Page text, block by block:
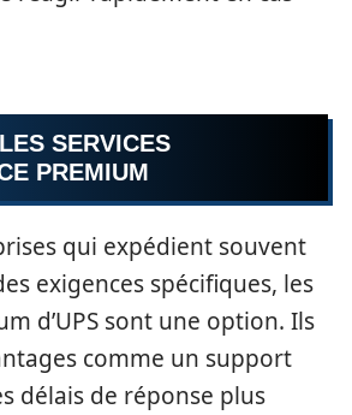
SERVICES
PREMIUM
qui expédient souvent
exigences spécifiques, les
d’UPS sont une option. Ils
comme un support
délais de réponse plus